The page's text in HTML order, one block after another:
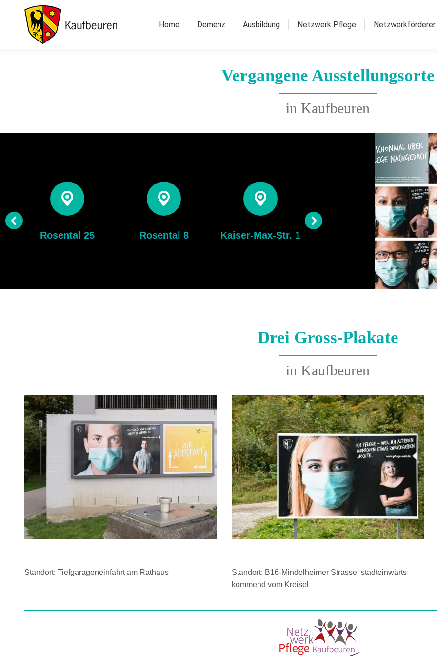
Home Demenz Ausbildung Netzwerk Pflege Netzwerkförderer
Vergangene Ausstellungsorte
in Kaufbeuren
Rosental 25 Rosental 8 Kaiser-Max-Str. 1 Kirchplatz 1
Drei Gross-Plakate
in Kaufbeuren
Standort: Tiefgarageneinfahrt am Rathaus
Standort: B16-Mindelheimer Strasse, stadteinwärts
kommend vom Kreisel